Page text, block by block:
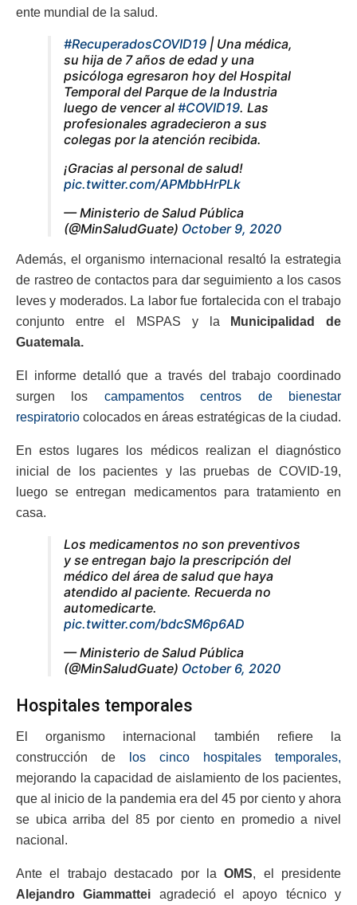
ente mundial de la salud.
#RecuperadosCOVID19 | Una médica,
su hija de 7 años de edad y una
psicóloga egresaron hoy del Hospital
Temporal del Parque de la Industria
luego de vencer al #COVID19. Las
profesionales agradecieron a sus
colegas por la atención recibida.
¡Gracias al personal de salud!
pic.twitter.com/APMbbHrPLk
— Ministerio de Salud Pública
(@MinSaludGuate) October 9, 2020
Además, el organismo internacional resaltó la estrategia
de rastreo de contactos para dar seguimiento a los casos
leves y moderados. La labor fue fortalecida con el trabajo
conjunto entre el MSPAS y la
Municipalidad de
Guatemala.
El informe detalló que a través del trabajo coordinado
surgen los campamentos centros de bienestar
respiratorio colocados en áreas estratégicas de la ciudad.
En estos lugares los médicos realizan el diagnóstico
inicial de los pacientes y las pruebas de COVID-19,
luego se entregan medicamentos para tratamiento en
casa.
Los medicamentos no son preventivos
y se entregan bajo la prescripción del
médico del área de salud que haya
atendido al paciente. Recuerda no
automedicarte.
pic.twitter.com/bdcSM6p6AD
— Ministerio de Salud Pública
(@MinSaludGuate) October 6, 2020
Hospitales temporales
El organismo internacional también refiere la
construcción de
los cinco hospitales temporales,
mejorando la capacidad de aislamiento de los pacientes,
que al inicio de la pandemia era del 45 por ciento y ahora
se ubica arriba del 85 por ciento en promedio a nivel
nacional.
Ante el trabajo destacado por laOMS, el presidente
Alejandro Giammattei agradeció el apoyo técnico y